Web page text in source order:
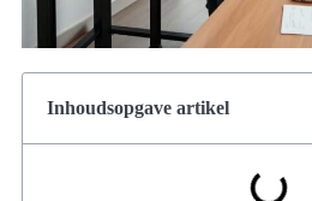
Inhoudsopgave artikel